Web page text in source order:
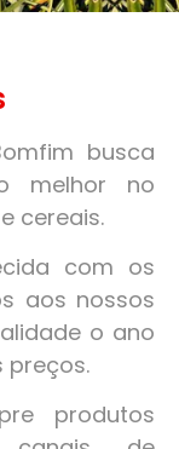
busca
melhor no
cereais.
com os
aos nossos
o ano
preços.
produtos